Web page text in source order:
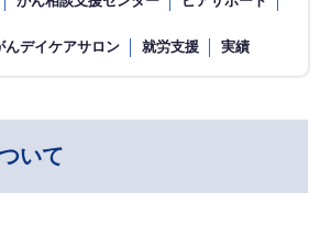
んデイケアサロン 就労支援 実績
いて